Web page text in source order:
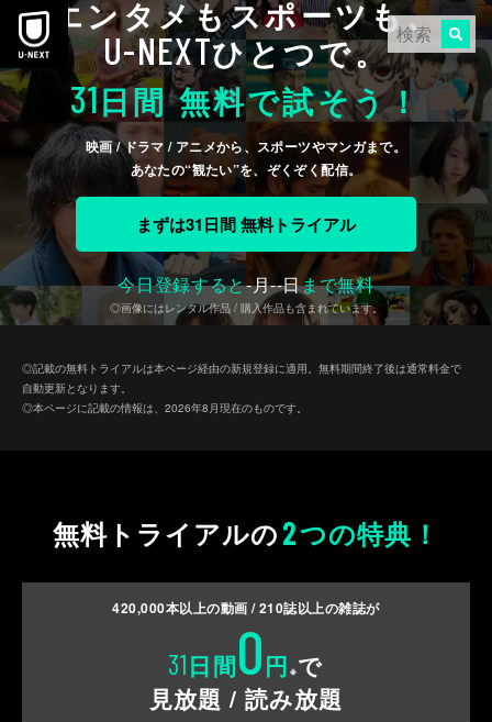
本文へスキップエンタメもスポーツも、
U-NEXTひとつで。
31日間 無料で試そう！
映画 / ドラマ / アニメから、スポーツやマンガまで。
あなたの“観たい”を、ぞくぞく配信。
まずは31日間 無料トライアル
今日登録すると-月--日まで無料
◎画像にはレンタル作品 / 購入作品も含まれています。
◎記載の無料トライアルは本ページ経由の新規登録に適用。無料期間終了後は通常料金で
自動更新となります。
◎本ページに記載の情報は、2026年8月現在のものです。
無料トライアルの2つの特典！
420,000本以上の動画 /210誌以上の雑誌が
31日間0円 ※で
見放題 / 読み放題